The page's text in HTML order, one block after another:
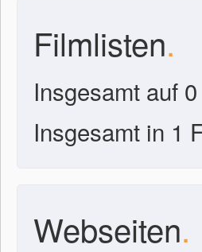
Filmlisten.
Insgesamt auf
Insgesamt in 1
Webseiten.